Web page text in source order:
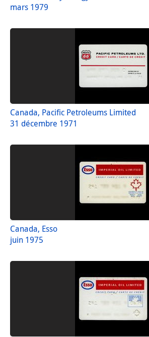
mars 1979
Canada, Pacific Petroleums Limited
31 décembre 1971
Canada, Esso
juin 1975